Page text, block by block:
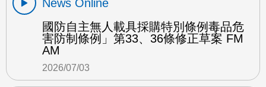
News Online
國防自主無人載具採購特別條例毒品危
害防制條例」第33、36條修正草案 FM
AM
2026/07/03